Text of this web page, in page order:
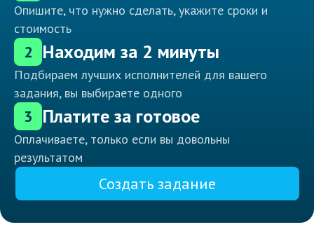
Опишите, что нужно сделать, укажите сроки и
стоимость
2 Находим за 2 минуты
Подбираем лучших исполнителей для вашего
задания, вы выбираете одного
3 Платите за готовое
Оплачиваете, только если вы довольны
результатом
Создать задание